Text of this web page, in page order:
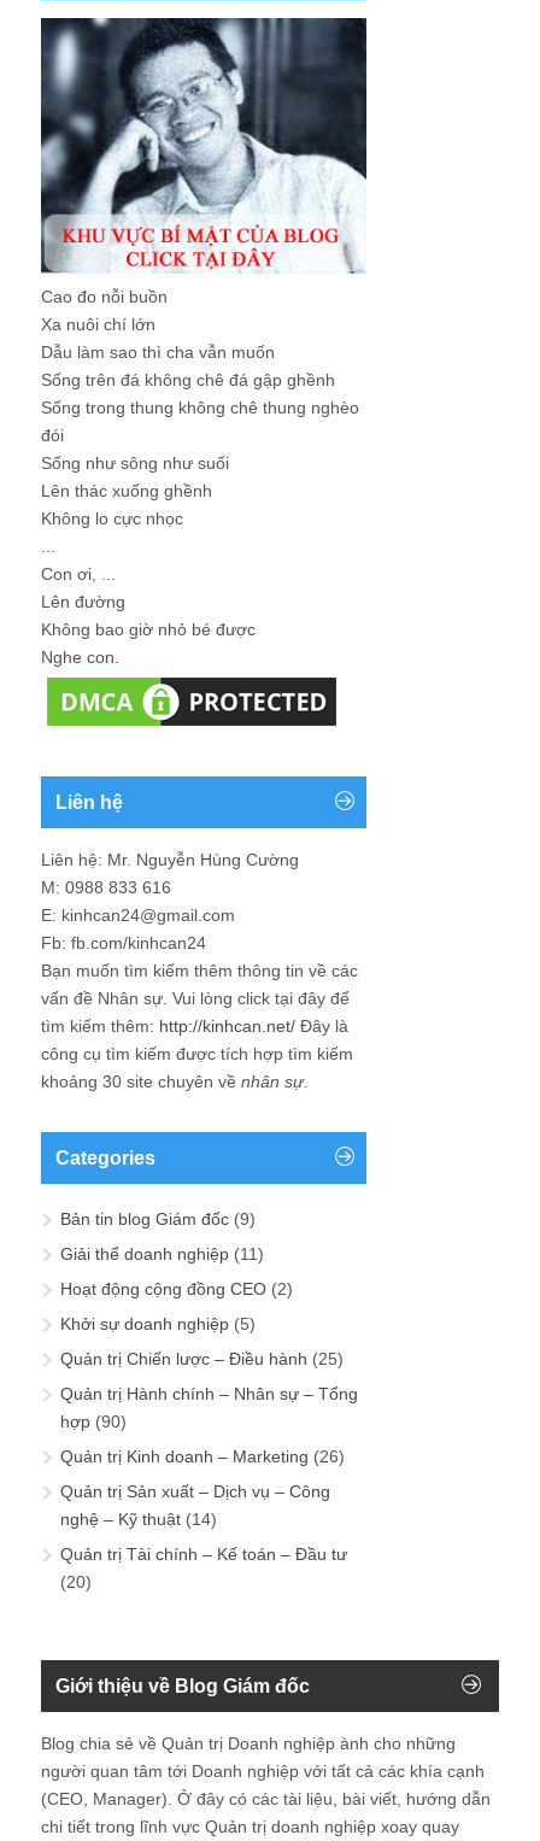
Cao đo nỗi buồn
Xa nuôi chí lớn
Dẫu làm sao thì cha vẫn muốn
Sống trên đá không chê đá gập ghềnh
Sống trong thung không chê thung nghèo
đói
Sống như sông như suối
Lên thác xuống ghềnh
Không lo cực nhọc
Con ơi, ...
Lên đường
Không bao giờ nhỏ bé được
Nghe con.
Liên hệ
Liên hệ: Mr. Nguyễn Hùng Cường
M: 0988 833 616
E: kinhcan24@gmail.com
Fb: fb.com/kinhcan24
Bạn muốn tìm kiếm thêm thông tin về các
vấn đề Nhân sự . Vui lòng click tại đây để
tìm kiếm thêm: http://kinhcan.net/ Đây là
công cụ tìm kiếm được tích hợp tìm kiếm
khoảng 30 site chuyên về nhân sự.
Categories
Bản tin blog Giám đốc (9)
Giải thể doanh nghiệp (11)
Hoạt động cộng đồng CEO (2)
Khởi sự doanh nghiệp (5)
Quản trị Chiến lược – Điều hành (25)
Quản trị Hành chính – Nhân sự – Tổng
hợp (90)
Quản trị Kinh doanh – Marketing (26)
Quản trị Sản xuất – Dịch vụ – Công
nghệ – Kỹ thuật (14)
Quản trị Tài chính – Kế toán – Đầu tư
(20)
Giới thiệu về Blog Giám đốc
Blog chia sẻ về Quản trị Doanh nghiệp ành cho những
người quan tâm tới Doanh nghiệp với tất cả các khía cạnh
(CEO, Manager). Ở đây có các tài liệu, bài viết, hướng dẫn
chi tiết trong lĩnh vực Quản trị doanh nghiệp xoay quay